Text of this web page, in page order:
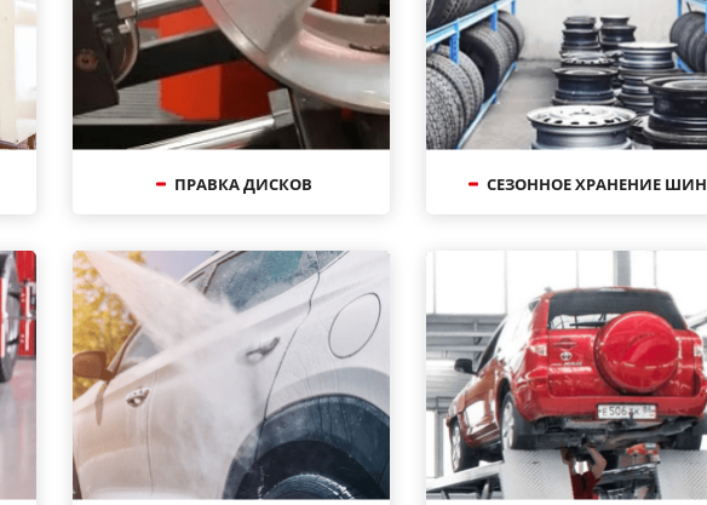
ПРАВКА ДИСКОВ СЕЗОННОЕ ХРАНЕНИЕ ШИН